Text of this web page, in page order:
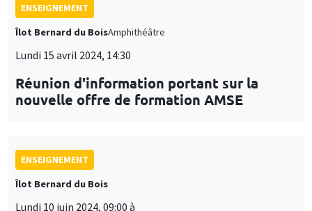
ENSEIGNEMENT
Îlot Bernard du BoisAmphithéâtre
Lundi 15 avril 2024, 14:30
Réunion d'information portant sur la
nouvelle offre de formation AMSE
ENSEIGNEMENT
Îlot Bernard du Bois
Lundi 10 juin 2024, 09:00 à